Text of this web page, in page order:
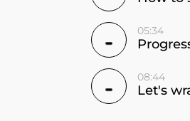
05:34
08:44
Let's